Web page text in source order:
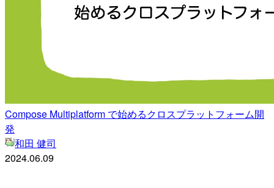
Compose Multiplatform で始めるクロスプラットフォーム開
発
和田 健司
2024.06.09